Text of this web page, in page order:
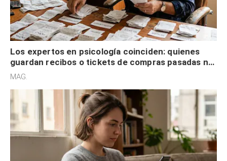
Los expertos en psicología coinciden: quienes
guardan recibos o tickets de compras pasadas no
son acumuladores, sino que tienen necesidad de
MAG.